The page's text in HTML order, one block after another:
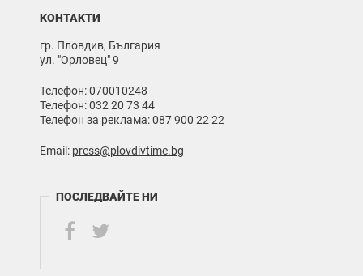
КОНТАКТИ
гр. Пловдив, България
ул. "Орловец" 9
Телефон: 070010248
Телефон: 032 20 73 44
Телефон за реклама:087 900 22 22
Email: press@plovdivtime.bg
ПОСЛЕДВАЙТЕ НИ